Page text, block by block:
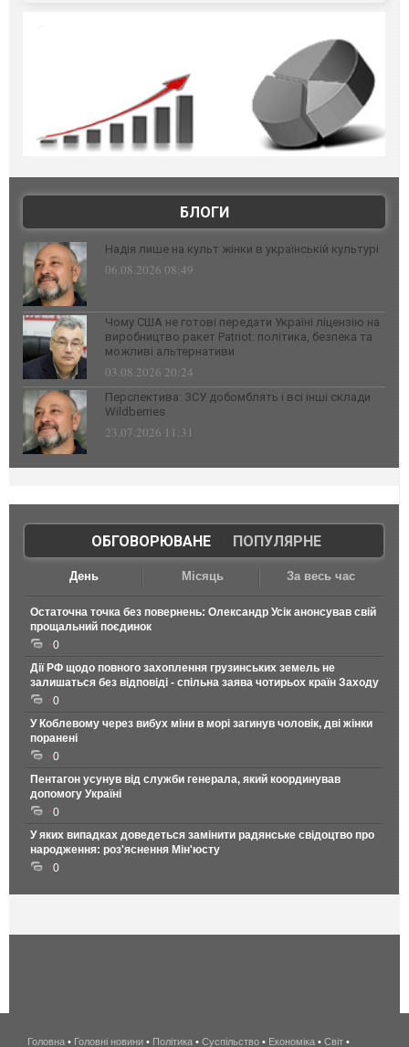
БЛОГИ
Надія лише на культ жінки в українській культурі
06.08.2026 08:49
Чому США не готові передати Україні ліцензію на
виробництво ракет Patriot: політика, безпека та
можливі альтернативи
03.08.2026 20:24
Перспектива: ЗСУ добомблять і всі інші склади
Wildberries
23.07.2026 11:31
ОБГОВОРЮВАНЕ| ПОПУЛЯРНЕ
День Місяць За весь час
Остаточна точка без повернень: Олександр Усік анонсував свій
прощальний поєдинок
0
Дії РФ щодо повного захоплення грузинських земель не
залишаться без відповіді - спільна заява чотирьох країн Заходу
0
У Коблевому через вибух міни в морі загинув чоловік, дві жінки
поранені
0
Пентагон усунув від служби генерала, який координував
допомогу Україні
0
У яких випадках доведеться замінити радянське свідоцтво про
народження: роз'яснення Мін'юсту
0
беспроводной
Головна • Головні новини • Політика • Суспільство • Економіка • Світ •